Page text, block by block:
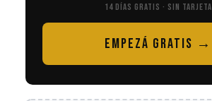
14 DÍAS GRATIS · SIN TARJETA
EMPEZÁ GRATIS →